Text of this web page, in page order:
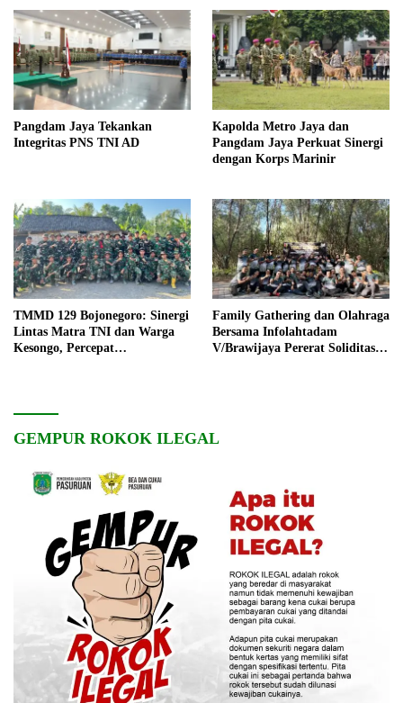
Pangdam Jaya Tekankan
Integritas PNS TNI AD
Kapolda Metro Jaya dan
Pangdam Jaya Perkuat Sinergi
dengan Korps Marinir
TMMD 129 Bojonegoro: Sinergi
Lintas Matra TNI dan Warga
Kesongo, Percepat
Family Gathering dan Olahraga
Bersama Infolahtadam
V/Brawijaya Pererat Soliditas
GEMPUR ROKOK ILEGAL